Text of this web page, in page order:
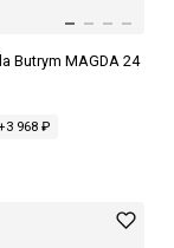
Butrym MAGDA 24
968 ₽